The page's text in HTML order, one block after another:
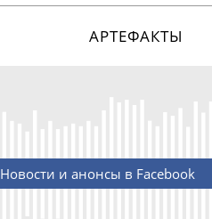
АРТЕФАКТЫ
Новости и анонсы в Facebook